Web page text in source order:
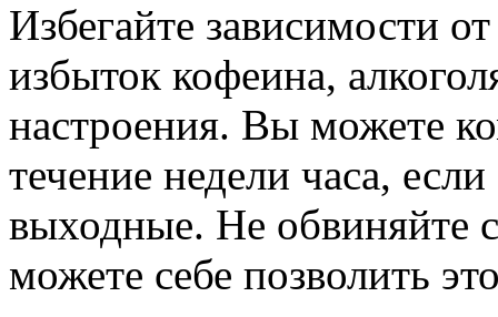
Избегайте зависимости
избыток кофеина,
настроения. Вы можете
течение недели часа,
выходные. Не обвиняйте
можете себе позволить